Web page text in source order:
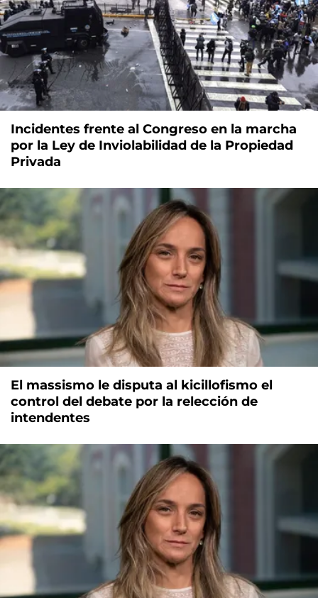
Incidentes frente al Congreso en la marcha
por la Ley de Inviolabilidad de la Propiedad
Privada
El massismo le disputa al kicillofismo el
control del debate por la relección de
intendentes